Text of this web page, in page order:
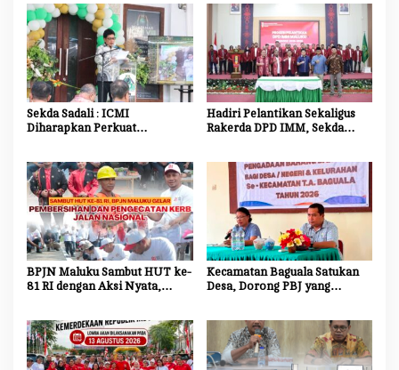
Sekda Sadali : ICMI
Diharapkan Perkuat
Hadiri Pelantikan Sekaligus
Rakerda DPD IMM, Sekda
Mitra Strategis Pemerintah
BPJN Maluku Sambut HUT ke-
81 RI dengan Aksi Nyata,
Kecamatan Baguala Satukan
Desa, Dorong PBJ yang